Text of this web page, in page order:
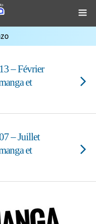
– Février
et
– Juillet
et